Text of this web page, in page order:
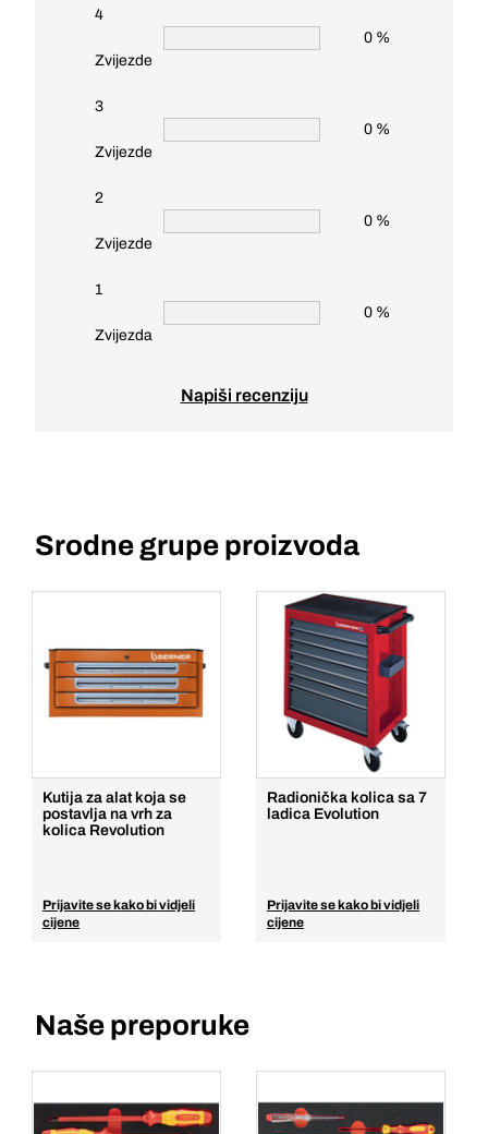
4
Zvijezde
0 %
3
Zvijezde
0 %
2
Zvijezde
0 %
1
Zvijezda
0 %
Napiši recenziju
Srodne grupe proizvoda
Kutija za alat koja se
postavlja na vrh za
kolica Revolution
Prijavite se kako bi vidjeli
cijene
Radionička kolica sa 7
ladica Evolution
Prijavite se kako bi vidjeli
cijene
Naše preporuke